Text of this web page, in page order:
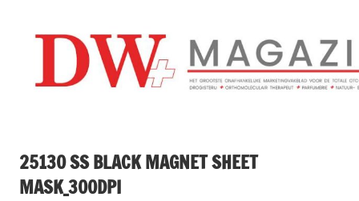
inhoud
25130 SS BLACK MAGNET SHEET
MASK_300DPI